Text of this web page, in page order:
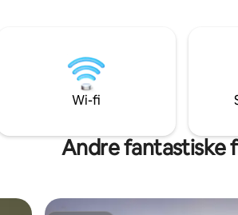
har
Wi-fi
Andre fantastiske